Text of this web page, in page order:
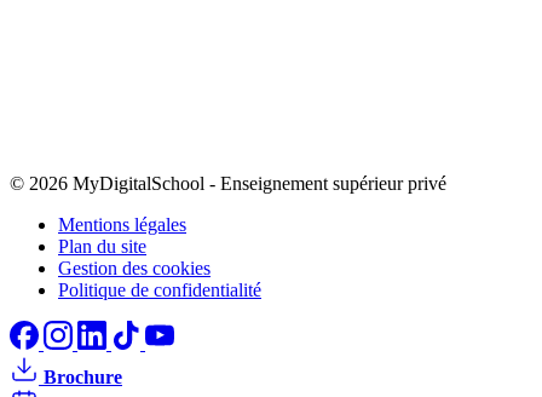
© 2026 MyDigitalSchool - Enseignement supérieur privé
Mentions légales
Plan du site
Gestion des cookies
Politique de confidentialité
Brochure